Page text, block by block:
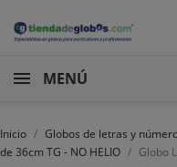
MENÚ
Inicio Globos de letras y
de 36cm TG - NO HELIO
Globo